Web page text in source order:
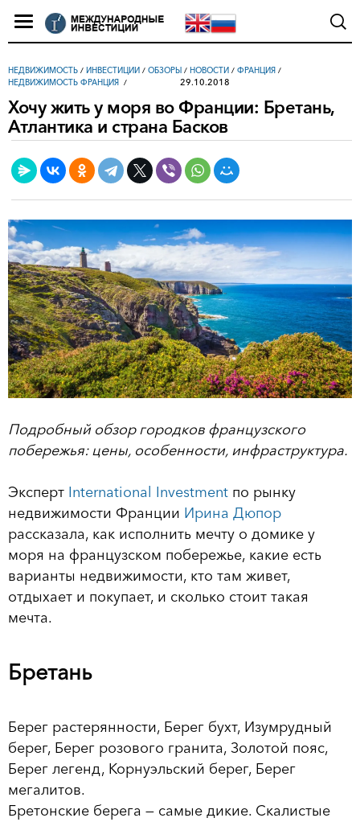
НЕДВИЖИМОСТЬ / ИНВЕСТИЦИИ / ОБЗОРЫ / НОВОСТИ / ФРАНЦИЯ /
НЕДВИЖИМОСТЬ ФРАНЦИЯ
29.10.2018
Хочу жить у моря во Франции: Бретань,
Атлантика и страна Басков
Подробный обзор городков французского
побережья: цены, особенности, инфраструктура.
Эксперт International Investment по рынку
недвижимости Франции Ирина Дюпор
рассказала, как исполнить мечту о домике у
моря на французском побережье, какие есть
варианты недвижимости, кто там живет,
отдыхает и покупает, и сколько стоит такая
мечта.
Бретань
Берег растерянности, Берег бухт, Изумрудный
берег, Берег розового гранита, Золотой пояс,
Берег легенд, Корнуэльский берег, Берег
мегалитов.
Бретонские берега — самые дикие. Скалистые